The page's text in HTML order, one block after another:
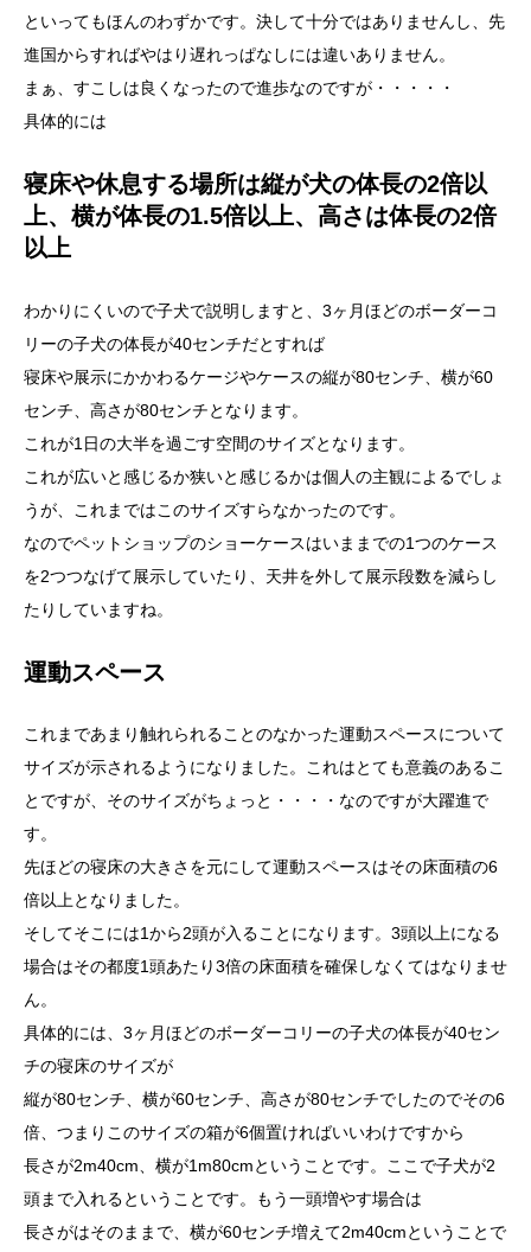
といってもほんのわずかです。決して十分ではありませんし、先
進国からすればやはり遅れっぱなしには違いありません。
まぁ、すこしは良くなったので進歩なのですが・・・・・
具体的には
寝床や休息する場所は縦が犬の体長の2倍以
上、横が体長の1.5倍以上、高さは体長の2倍
以上
わかりにくいので子犬で説明しますと、3ヶ月ほどのボーダーコ
リーの子犬の体長が40センチだとすれば
寝床や展示にかかわるケージやケースの縦が80センチ、横が60
センチ、高さが80センチとなります。
これが1日の大半を過ごす空間のサイズとなります。
これが広いと感じるか狭いと感じるかは個人の主観によるでしょ
うが、これまではこのサイズすらなかったのです。
なのでペットショップのショーケースはいままでの1つのケース
を2つつなげて展示していたり、天井を外して展示段数を減らし
たりしていますね。
運動スペース
これまであまり触れられることのなかった運動スペースについて
サイズが示されるようになりました。これはとても意義のあるこ
とですが、そのサイズがちょっと・・・・なのですが大躍進で
す。
先ほどの寝床の大きさを元にして運動スペースはその床面積の6
倍以上となりました。
そしてそこには1から2頭が入ることになります。3頭以上になる
場合はその都度1頭あたり3倍の床面積を確保しなくてはなりませ
ん。
具体的には、3ヶ月ほどのボーダーコリーの子犬の体長が40セン
チの寝床のサイズが
縦が80センチ、横が60センチ、高さが80センチでしたのでその6
倍、つまりこのサイズの箱が6個置ければいいわけですから
長さが2m40cm、横が1m80cmということです。ここで子犬が2
頭まで入れるということです。もう一頭増やす場合は
長さがはそのままで、横が60センチ増えて2m40cmということで